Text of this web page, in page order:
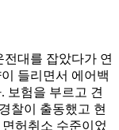
대를 잡았다가 연
들리면서 에어백
보험을 부르고 견
찰이 출동했고 현
허취소 수준이었